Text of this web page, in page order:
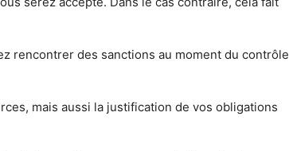
rencontrer des sanctions au moment du contrôle
mais aussi la justification de vos obligations